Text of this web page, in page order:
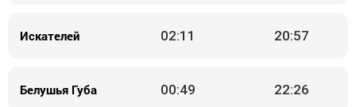
Искателей 02:11 20:57
Белушья Губа 00:49 22:26